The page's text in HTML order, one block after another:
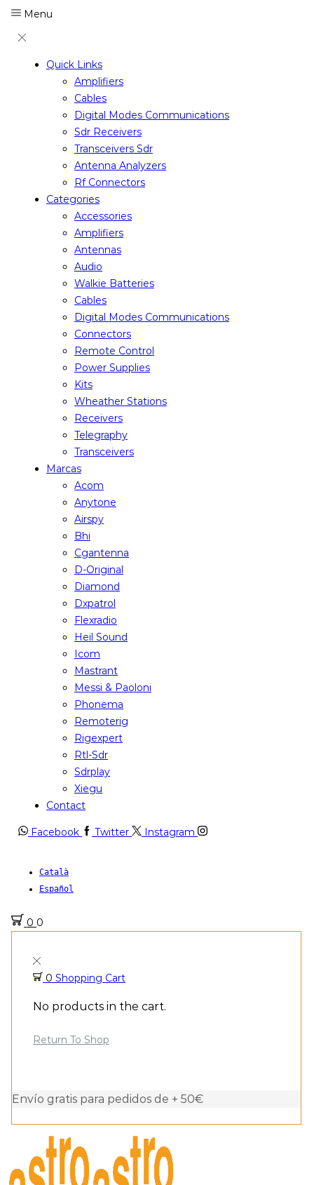
Menu
Quick Links
Amplifiers
Cables
Digital Modes Communications
Sdr Receivers
Transceivers Sdr
Antenna Analyzers
Rf Connectors
Categories
Accessories
Amplifiers
Antennas
Audio
Walkie Batteries
Cables
Digital Modes Communications
Connectors
Remote Control
Power Supplies
Kits
Wheather Stations
Receivers
Telegraphy
Transceivers
Marcas
Acom
Anytone
Airspy
Bhi
Cgantenna
D-Original
Diamond
Dxpatrol
Flexradio
Heil Sound
Icom
Mastrant
Messi & Paoloni
Phonema
Remoterig
Rigexpert
Rtl-Sdr
Sdrplay
Xiegu
Contact
Facebook Twitter Instagram
Català
Español
0 0
0 Shopping Cart
No products in the cart.
Return To Shop
Envío gratis para pedidos de + 50€